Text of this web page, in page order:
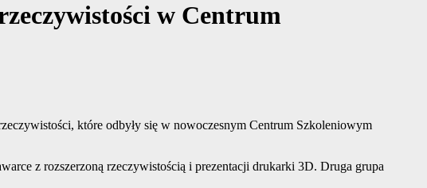
w Centrum
które odbyły się w nowoczesnym Centrum Szkoleniowym
z rozszerzoną rzeczywistością i prezentacji drukarki 3D. Druga grupa